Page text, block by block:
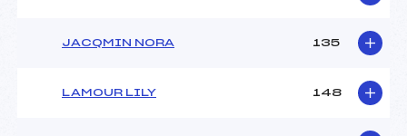
JACQMIN NORA 135
LAMOUR LILY 148